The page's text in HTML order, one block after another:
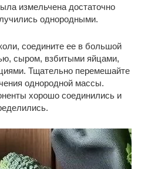
измельчена достаточно
однородными.
соедините ее в большой
сыром, взбитыми яйцами,
Тщательно перемешайте
однородной массы.
хорошо соединились и